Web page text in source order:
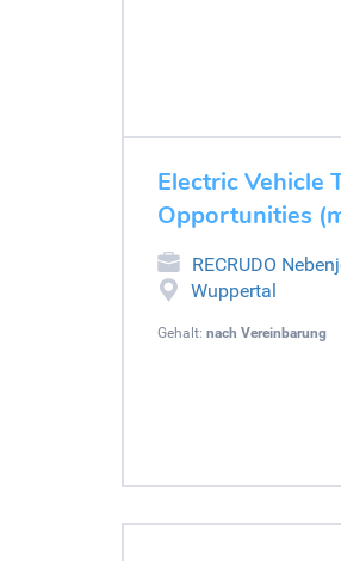
Electric Vehicle
Opportunities
RECRUDO
Wuppertal
Gehalt: nach Vereinbarung